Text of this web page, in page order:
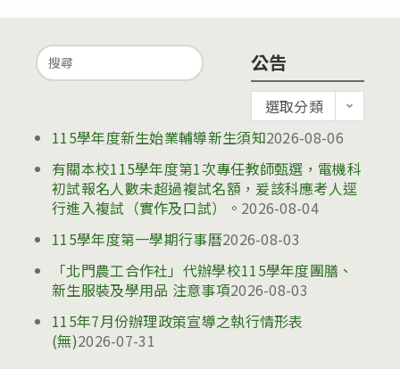
Search
for:
公告
告
選取分類
115學年度新生始業輔導新生須知2026-08-06
有關本校115學年度第1次專任教師甄選，電機科
初試報名人數未超過複試名額，爰該科應考人逕
行進入複試（實作及口試）。 2026-08-04
115學年度第一學期行事曆2026-08-03
「北門農工合作社」代辦學校115學年度團膳、
新生服裝及學用品 注意事項2026-08-03
115年7月份辦理政策宣導之執行情形表
(無)2026-07-31